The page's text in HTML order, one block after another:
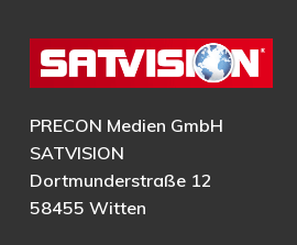
PRECON Medien GmbH
SATVISION
Dortmunderstraße 12
58455 Witten